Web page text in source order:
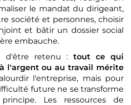
le mandat du dirigeant,
société et personnes, choisir
et bâtir un dossier social
embauche.
d'être retenu : tout ce qui
l'argent ou au travail mérite
l'entreprise, mais pour
future ne se transforme
Les ressources de